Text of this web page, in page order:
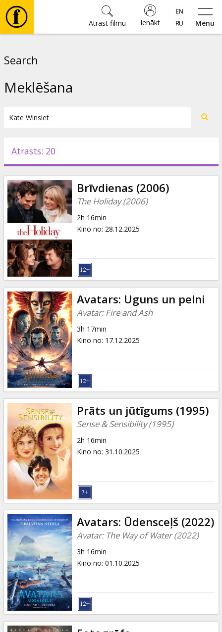
Menu
Ienākt
Atrast filmu
Pasākumi
Ziņas
Dāvanu
kartes
Uzkodas
B2B
Kino
Klubs
Search
Meklēšana
Atrasts: 20
Brīvdienas (2006)
The Holiday (2006)
2h 16min
Kino no: 28.12.2025
Avatars: Uguns un pelni
Avatar: Fire and Ash
3h 17min
Kino no: 17.12.2025
Prāts un jūtīgums (1995)
Sense & Sensibility (1995)
2h 16min
Kino no: 31.10.2025
Avatars: Ūdensceļš (2022)
Avatar: The Way of Water (2022)
3h 16min
Kino no: 01.10.2025